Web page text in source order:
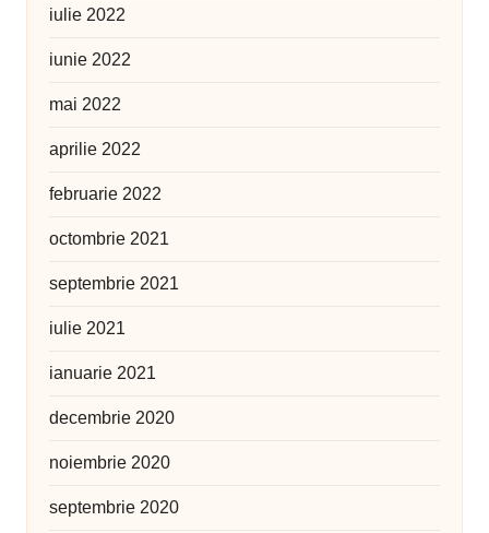
iulie 2022
iunie 2022
mai 2022
aprilie 2022
februarie 2022
octombrie 2021
septembrie 2021
iulie 2021
ianuarie 2021
decembrie 2020
noiembrie 2020
septembrie 2020